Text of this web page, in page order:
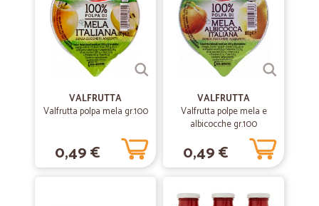
18/12/2019
—Sara N.
Sono molto soddisfatta. Sito Cicalia.it trovato per caso.Prodotti arrivati
24 ore dopo l'ordinazione.
13/12/2019
Vanda S.
Tutto bene
VALFRUTTA
Valfrutta polpa mela gr.100
0,49 €
VALFRUTTA
Valfrutta polpe mela e
albicocche gr.100
0,49 €